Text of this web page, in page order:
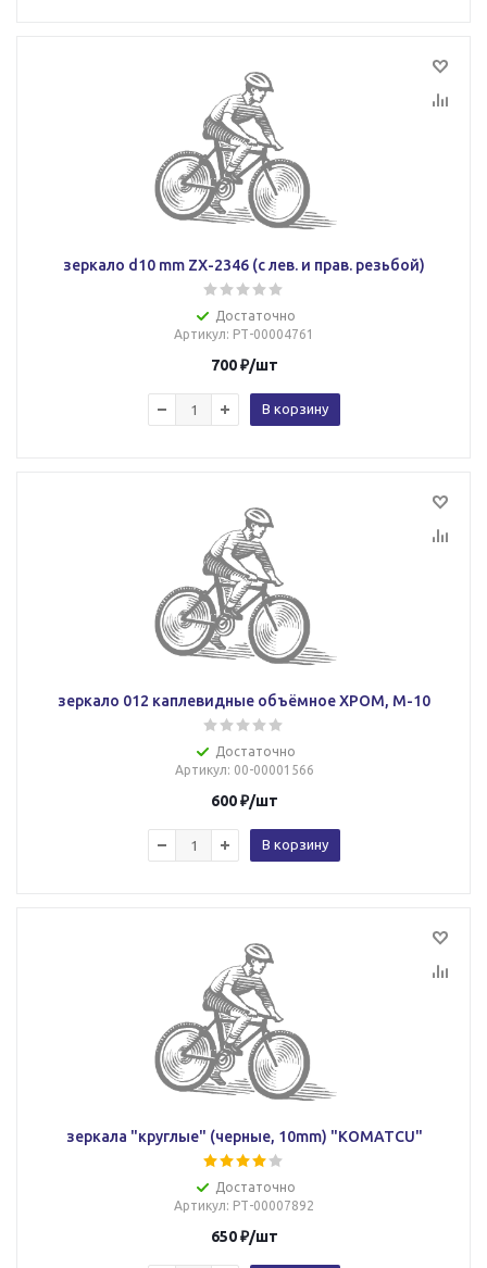
зеркало d10 mm ZX-2346 (с лев. и прав. резьбой)
Достаточно
Артикул: РТ-00004761
700₽/шт
В корзину
зеркало 012 каплевидные объёмное ХРОМ, М-10
Достаточно
Артикул: 00-00001566
600₽/шт
В корзину
зеркала "круглые" (черные, 10mm) "KOMATCU"
Достаточно
Артикул: РТ-00007892
650₽/шт